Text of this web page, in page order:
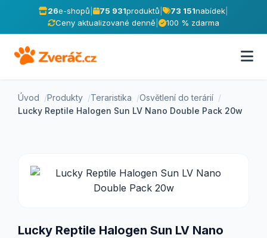
26e-shopů 75 931produktů 73 151nabídek
Ceny aktualizované denně
100 % zdarma
Úvod Produkty Teraristika
Osvětlení do terárií
Lucky Reptile Halogen Sun LV Nano Double Pack 20w
Lucky Reptile Halogen Sun LV Nano